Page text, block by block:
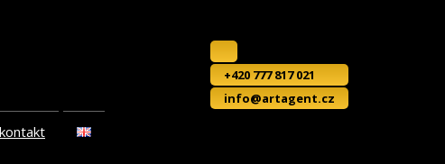
+420 777 817 021
info@artagent.cz
kontakt